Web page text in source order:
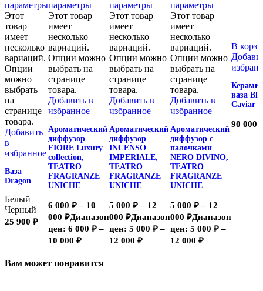
параметры
Этот
товар
имеет
несколько
вариаций.
Опции
можно
выбрать
на
странице
товара.
Добавить
в
избранное
Ваза
Dragon
Белый
Черный
25 900 ₽
параметры
Этот товар
имеет
несколько
вариаций.
Опции можно
выбрать на
странице
товара.
Добавить в
избранное
Ароматический
диффузор
FIORE Luxury
collection,
TEATRO
FRAGRANZE
UNICHE
6 000 ₽ – 10
000 ₽Диапазон
цен: 6 000 ₽ –
10 000 ₽
параметры
Этот товар
имеет
несколько
вариаций.
Опции можно
выбрать на
странице
товара.
Добавить в
избранное
Ароматический
диффузор
INCENSO
IMPERIALE,
TEATRO
FRAGRANZE
UNICHE
5 000 ₽ – 12
000 ₽Диапазон
цен: 5 000 ₽ –
12 000 ₽
параметры
Этот товар
имеет
несколько
вариаций.
Опции можно
выбрать на
странице
товара.
Добавить в
избранное
Ароматический
диффузор с
палочками
NERO DIVINO,
TEATRO
FRAGRANZE
UNICHE
5 000 ₽ – 12
000 ₽Диапазон
цен: 5 000 ₽ –
12 000 ₽
В
ваза
Caviar
90 000
Вам может понравится